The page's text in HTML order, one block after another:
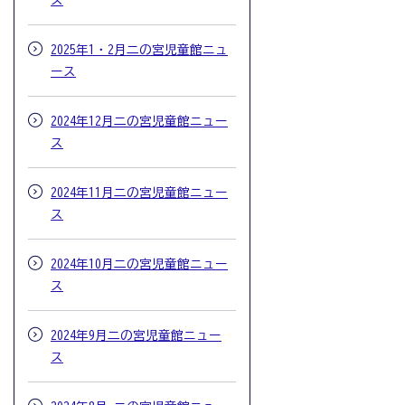
2025年1・2月二の宮児童館ニュ
ース
2024年12月二の宮児童館ニュー
ス
2024年11月二の宮児童館ニュー
ス
2024年10月二の宮児童館ニュー
ス
2024年9月二の宮児童館ニュー
ス